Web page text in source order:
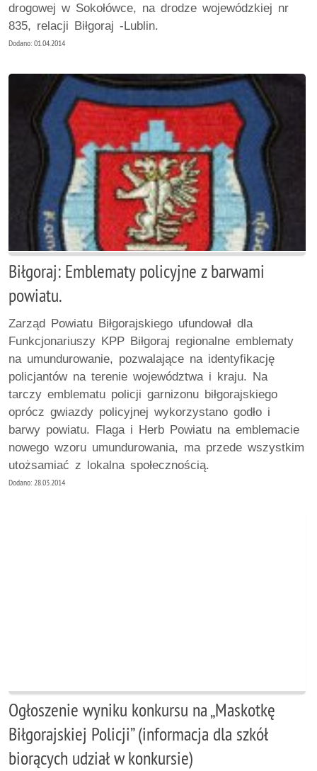
drogowej w Sokołówce, na drodze wojewódzkiej nr
835, relacji Biłgoraj -Lublin.
Dodano: 01.04.2014
Biłgoraj: Emblematy policyjne z barwami
powiatu.
Zarząd Powiatu Biłgorajskiego ufundował dla
Funkcjonariuszy KPP Biłgoraj regionalne emblematy
na umundurowanie, pozwalające na identyfikację
policjantów na terenie województwa i kraju. Na
tarczy emblematu policji garnizonu biłgorajskiego
oprócz gwiazdy policyjnej wykorzystano godło i
barwy powiatu. Flaga i Herb Powiatu na emblemacie
nowego wzoru umundurowania, ma przede wszystkim
utożsamiać z lokalna społecznością.
Dodano: 28.03.2014
Ogłoszenie wyniku konkursu na „Maskotkę
Biłgorajskiej Policji” (informacja dla szkół
biorących udział w konkursie)